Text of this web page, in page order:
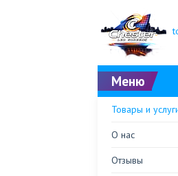
Товары и
О нас
Отзывы